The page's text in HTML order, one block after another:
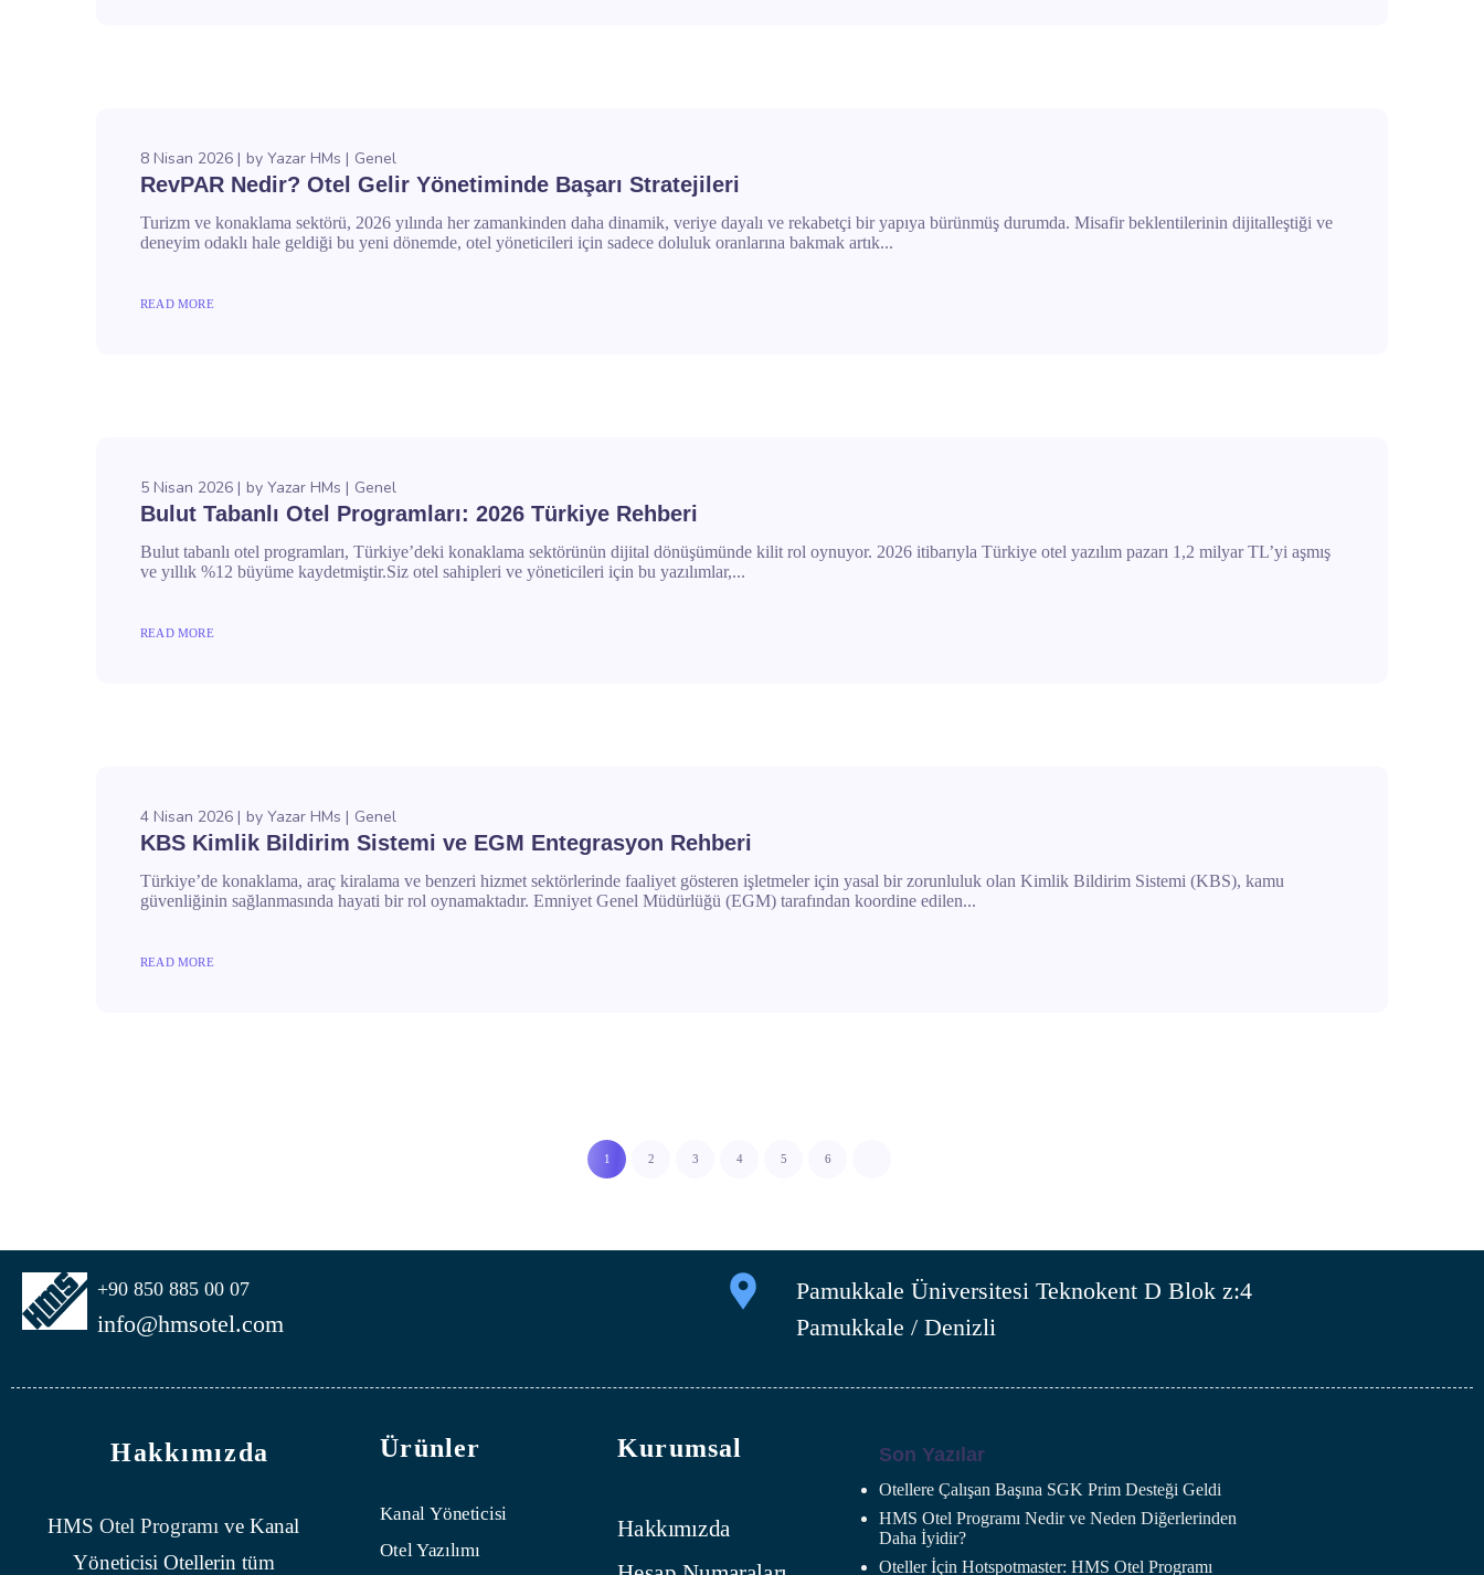
8 Nisan 2026 by Yazar HMs Genel
RevPAR Nedir? Otel Gelir Yönetiminde Başarı Stratejileri
Turizm ve konaklama sektörü, 2026 yılında her zamankinden daha dinamik, veriye dayalı ve rekabetçi bir yapıya bürünmüş durumda. Misafir beklentilerinin dijitalleştiği ve
deneyim odaklı hale geldiği bu yeni dönemde, otel yöneticileri için sadece doluluk oranlarına bakmak artık...
READ MORE
5 Nisan 2026 by Yazar HMs Genel
Bulut Tabanlı Otel Programları: 2026 Türkiye Rehberi
Bulut tabanlı otel programları, Türkiye’deki konaklama sektörünün dijital dönüşümünde kilit rol oynuyor. 2026 itibarıyla Türkiye otel yazılım pazarı 1,2 milyar TL’yi aşmış
ve yıllık %12 büyüme kaydetmiştir.Siz otel sahipleri ve yöneticileri için bu yazılımlar,...
READ MORE
4 Nisan 2026 by Yazar HMs Genel
KBS Kimlik Bildirim Sistemi ve EGM Entegrasyon Rehberi
Türkiye’de konaklama, araç kiralama ve benzeri hizmet sektörlerinde faaliyet gösteren işletmeler için yasal bir zorunluluk olan Kimlik Bildirim Sistemi (KBS), kamu
güvenliğinin sağlanmasında hayati bir rol oynamaktadır. Emniyet Genel Müdürlüğü (EGM) tarafından koordine edilen...
READ MORE
1 2 3 4 5 6
+90 850 885 00 07
info@hmsotel.com
Pamukkale Üniversitesi Teknokent D Blok z:4
Pamukkale / Denizli
Hakkımızda
HMSOtel Programı ve Kanal
Yöneticisi Otellerin tüm
Ürünler
Kanal Yöneticisi
Otel Yazılımı
Kurumsal
Hakkımızda
Son Yazılar
Otellere Çalışan Başına SGK Prim Desteği Geldi
HMS Otel Programı Nedir ve Neden Diğerlerinden
Daha İyidir?
Oteller İçin Hotspotmaster: HMS Otel Programı